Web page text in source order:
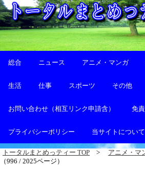
総合 ニュース アニメ・マンガ
生活 仕事 スポーツ その他
お問い合わせ（相互リンク申請含） 免
プライバシーポリシー 当サイトについて
トータルまとめっティー TOP アニメ・マ
（996 / 2025ページ）